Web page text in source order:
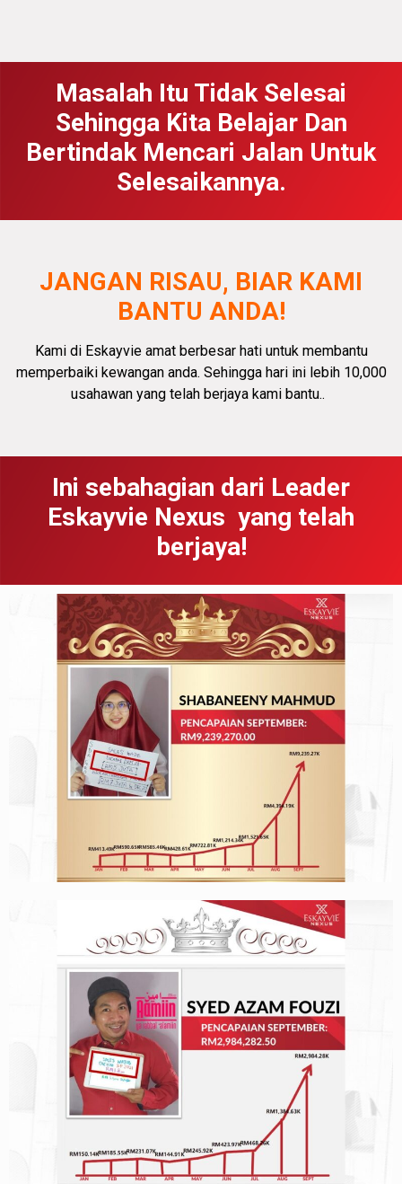
Masalah Itu Tidak Selesai
Sehingga Kita Belajar Dan
Bertindak Mencari Jalan Untuk
Selesaikannya.
JANGAN RISAU, BIAR KAMI
BANTU ANDA!
Kami di Eskayvie amat berbesar hati untuk membantu
memperbaiki kewangan anda. Sehingga hari ini lebih 10,000
usahawan yang telah berjaya kami bantu..
Ini sebahagian dari Leader
Eskayvie Nexus yang telah
berjaya!